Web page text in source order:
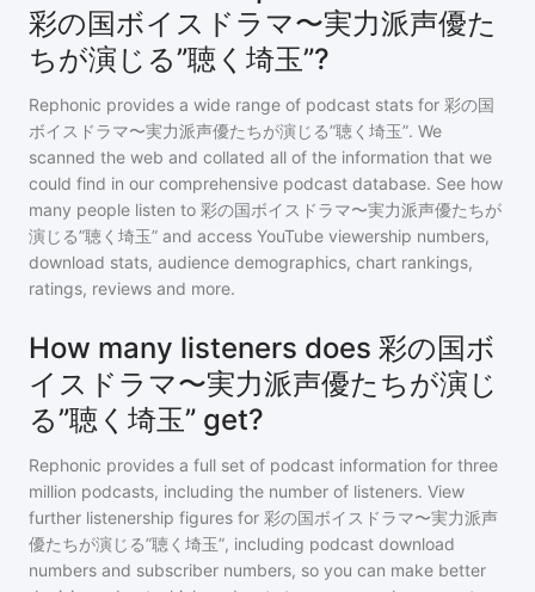
彩の国ボイスドラマ〜実力派声優た
ちが演じる”聴く埼玉”?
Rephonic provides a wide range of podcast stats for 彩の国
ボイスドラマ〜実力派声優たちが演じる”聴く埼玉”. We
scanned the web and collated all of the information that we
could find in our comprehensive podcast database. See how
many people listen to 彩の国ボイスドラマ〜実力派声優たちが
演じる”聴く埼玉” and access YouTube viewership numbers,
download stats, audience demographics, chart rankings,
ratings, reviews and more.
How many listeners does 彩の国ボ
イスドラマ〜実力派声優たちが演じ
る”聴く埼玉” get?
Rephonic provides a full set of podcast information for three
million podcasts, including the number of listeners. View
further listenership figures for 彩の国ボイスドラマ〜実力派声
優たちが演じる”聴く埼玉”, including podcast download
numbers and subscriber numbers, so you can make better